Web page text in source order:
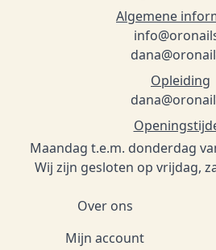
Algemene
Opleiding
Maandag t.e.m. donderdag
Wij zijn gesloten op vrijdag,
Over ons
Mijn account